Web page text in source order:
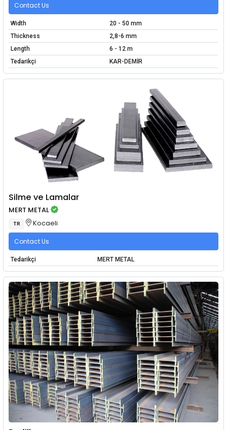
Contact Us
Width
20 - 50 mm
Thickness
2,8-6 mm
Length
6 - 12 m
Tedarikçi
KAR-DEMİR
Silme ve Lamalar
MERT METAL
TR Kocaeli
Contact Us
Tedarikçi MERT METAL